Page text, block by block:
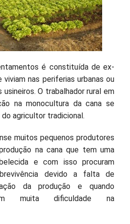
é constituída de ex-
nas periferias urbanas ou
O trabalhador rural em
na monocultura da cana se
agricultor tradicional.
muitos pequenos produtores
na cana que tem uma
e com isso procuram
devido a falta de
da produção e quando
muita dificuldade na